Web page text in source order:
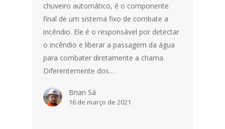
chuveiro automático, é o componente
final de um sistema fixo de combate a
incêndio. Ele é o responsável por detectar
o incêndio e liberar a passagem da água
para combater diretamente a chama.
Diferentemente dos…
Brian Sá
16 de março de 2021